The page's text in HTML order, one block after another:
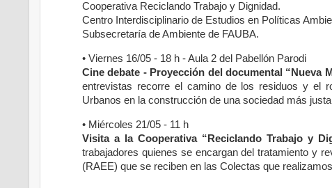
Cooperativa Reciclando Trabajo y Dignidad.
Centro Interdisciplinario de Estudios en Políticas
Subsecretaría de Ambiente de FAUBA.
• Viernes 16/05 - 18 h - Aula 2 del Pabellón Parodi
Cine debate - Proyección del documental “Nueva
entrevistas recorre el camino de los residuos y el
Urbanos en la construcción de una sociedad más
• Miércoles 21/05 - 11 h
Visita a la Cooperativa “Reciclando Trabajo y
trabajadores quienes se encargan del tratamiento y
(RAEE) que se reciben en las Colectas que